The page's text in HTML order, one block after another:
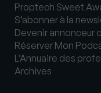
Proptech Sweet
S’abonner à la
Devenir annonceur
Réserver Mon
L’Annuaire des
Archives